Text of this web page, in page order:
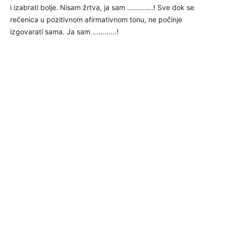
i izabrati bolje. Nisam žrtva, ja sam ………….! Sve dok se
rečenica u pozitivnom afirmativnom tonu, ne počinje
izgovarati sama. Ja sam …………!